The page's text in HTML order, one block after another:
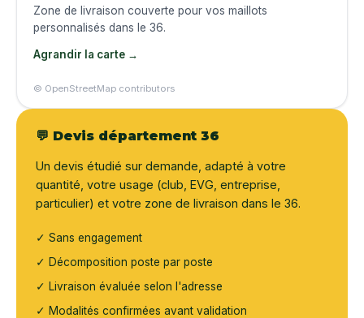
Zone de livraison couverte pour vos maillots
personnalisés dans le 36.
Agrandir la carte →
© OpenStreetMap contributors
💬 Devis département 36
Un devis étudié sur demande, adapté à votre
quantité, votre usage (club, EVG, entreprise,
particulier) et votre zone de livraison dans le 36.
✓ Sans engagement
✓ Décomposition poste par poste
✓ Livraison évaluée selon l'adresse
✓ Modalités confirmées avant validation